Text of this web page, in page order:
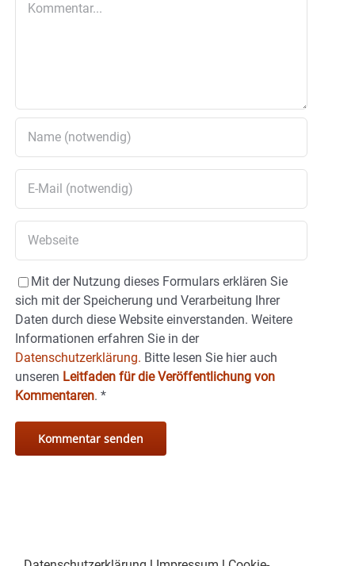
Mit der Nutzung dieses Formulars erklären Sie
sich mit der Speicherung und Verarbeitung Ihrer
Daten durch diese Website einverstanden. Weitere
Informationen erfahren Sie in der
Datenschutzerklärung. Bitte lesen Sie hier auch
unseren Leitfaden für die Veröffentlichung von
Kommentaren. *